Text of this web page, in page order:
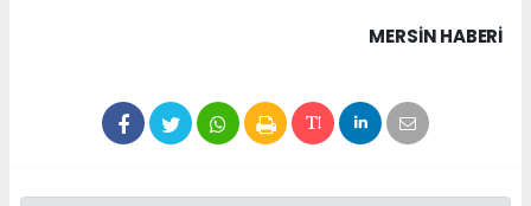
MERSIN HABERİ